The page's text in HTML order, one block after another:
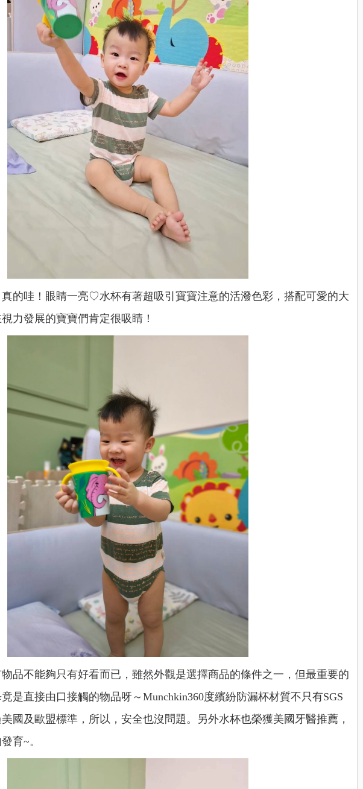
的哇！眼睛一亮♡水杯有著超吸引寶寶注意的活潑色彩，搭配可愛的大
力發展的寶寶們肯定很吸睛！
品不能夠只有好看而已，雖然外觀是選擇商品的條件之一，但最重要的
是直接由口接觸的物品呀～Munchkin360度繽紛防漏杯材質不只有SGS
國及歐盟標準，所以，安全也沒問題。另外水杯也榮獲美國牙醫推薦，
育~。